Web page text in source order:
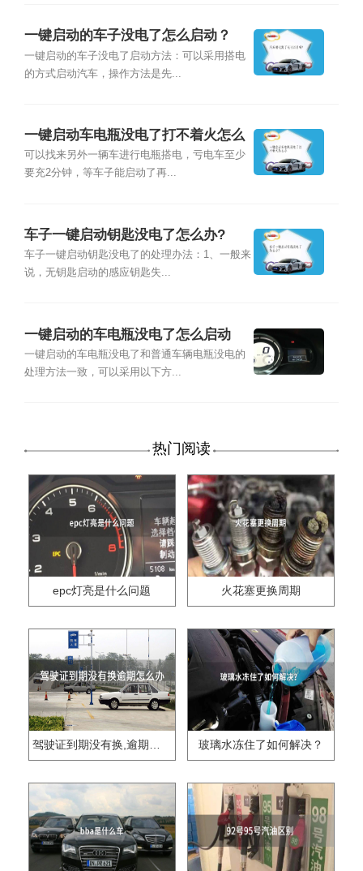
一键启动的车子没电了怎么启动？
一键启动的车子没电了启动方法：可以采用搭电
的方式启动汽车，操作方法是先...
一键启动车电瓶没电了打不着火怎么
办
可以找来另外一辆车进行电瓶搭电，亏电车至少
要充2分钟，等车子能启动了再...
车子一键启动钥匙没电了怎么办?
车子一键启动钥匙没电了的处理办法：1、一般来
说，无钥匙启动的感应钥匙失...
一键启动的车电瓶没电了怎么启动
一键启动的车电瓶没电了和普通车辆电瓶没电的
处理方法一致，可以采用以下方...
热门阅读
epc灯亮是什么问题 火花塞更换周期
驾驶证到期没有换,逾期怎么办?? 玻璃水冻住了如何解决？